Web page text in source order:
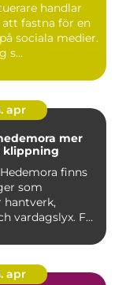
handlar
fastna för en
sociala medier.
s...
apr
mer
klippning
finns
som
hantverk,
vardagslyx. För
apr